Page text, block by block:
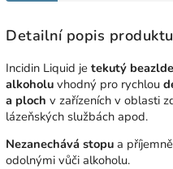
Detailní popis produktu
Incidin Liquid je tekutý
alkoholu vhodný pro rychlou
a ploch v zařízeních v oblasti
lázeňských službách apod.
Nezanechává stopu a příjemně
odolnými vůči alkoholu.